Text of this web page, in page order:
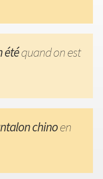
étéquand on est
chinoen